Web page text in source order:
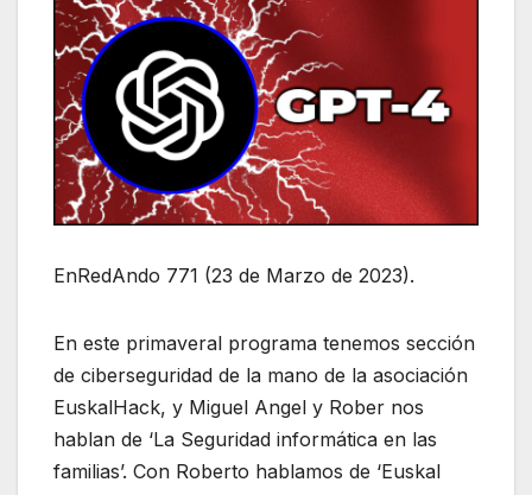
EnRedAndo 771 (23 de Marzo de 2023).
En este primaveral programa tenemos sección
de ciberseguridad de la mano de la asociación
EuskalHack, y Miguel Angel y Rober nos
hablan de ‘La Seguridad informática en las
familias’. Con Roberto hablamos de ‘Euskal